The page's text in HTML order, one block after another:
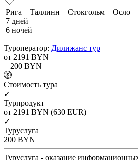
Рига – Таллинн – Стокгольм – Осло
7 дней
6 ночей
Туроператор: Дилижанс тур
от 2191 BYN
+ 200 BYN
Cтоимость тура
✓
Турпродукт
от 2191 BYN (630 EUR)
✓
Туруслуга
200 BYN
Туруслуга - оказание